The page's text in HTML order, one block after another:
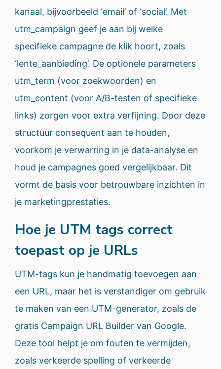
kanaal, bijvoorbeeld ‘email’ of ‘social’. Met
utm_campaign geef je aan bij welke
specifieke campagne de klik hoort, zoals
‘lente_aanbieding’. De optionele parameters
utm_term (voor zoekwoorden) en
utm_content (voor A/B-testen of specifieke
links) zorgen voor extra verfijning. Door deze
structuur consequent aan te houden,
voorkom je verwarring in je data-analyse en
houd je campagnes goed vergelijkbaar. Dit
vormt de basis voor betrouwbare inzichten in
je marketingprestaties.
Hoe je UTM tags correct
toepast op je URLs
UTM-tags kun je handmatig toevoegen aan
een URL, maar het is verstandiger om gebruik
te maken van een UTM-generator, zoals de
gratis Campaign URL Builder van Google.
Deze tool helpt je om fouten te vermijden,
zoals verkeerde spelling of verkeerde